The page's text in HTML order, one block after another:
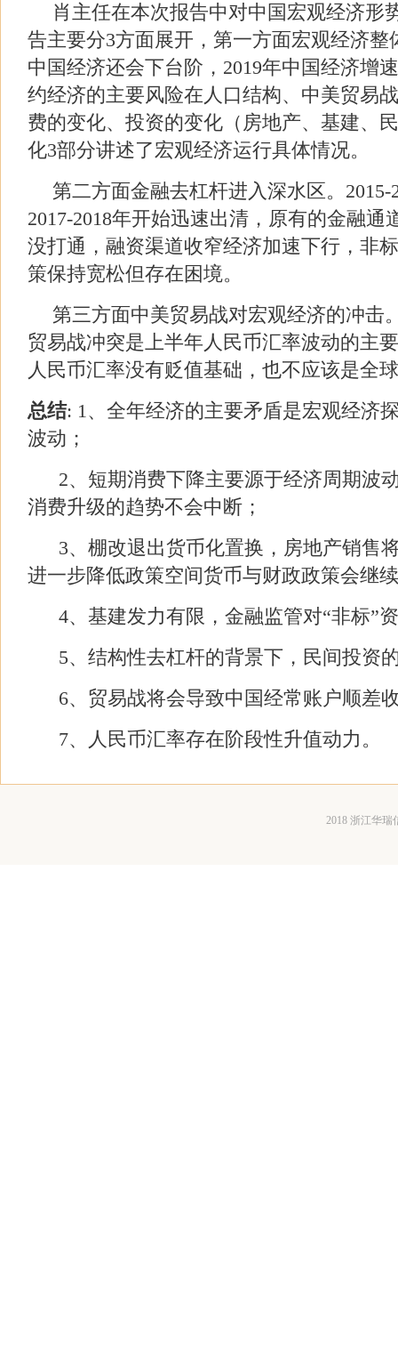
肖主任在本次报告中对中国宏观经济形
告主要分3方面展开，第一方面宏观经济整
中国经济还会下台阶， 2019年中国经济增
约经济的主要风险在人口结构、中美贸易
费的变化、投资的变化（房地产、基建、
化3部分讲述了宏观经济运行具体情况。
第二方面金融去杠杆进入深水区。 2015-
2017-2018年开始迅速出清，原有的金融通
没打通，融资渠道收窄经济加速下行，非
策保持宽松但存在困境。
第三方面中美贸易战对宏观经济的冲击
贸易战冲突是上半年人民币汇率波动的主
人民币汇率没有贬值基础，也不应该是全
总结: 1、全年经济的主要矛盾是宏观经济
波动；
2、短期消费下降主要源于经济周期波
消费升级的趋势不会中断；
3、棚改退出货币化置换，房地产销售
进一步降低政策空间货币与财政政策会继
4、基建发力有限，金融监管对“非标”
5、结构性去杠杆的背景下，民间投资
6、贸易战将会导致中国经常账户顺差
7、人民币汇率存在阶段性升值动力。
2018 浙江华瑞